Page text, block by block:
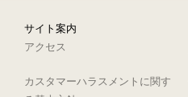
サイト案内
アクセス
カスタマーハラスメントに関す